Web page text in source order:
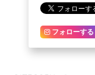
フォローする